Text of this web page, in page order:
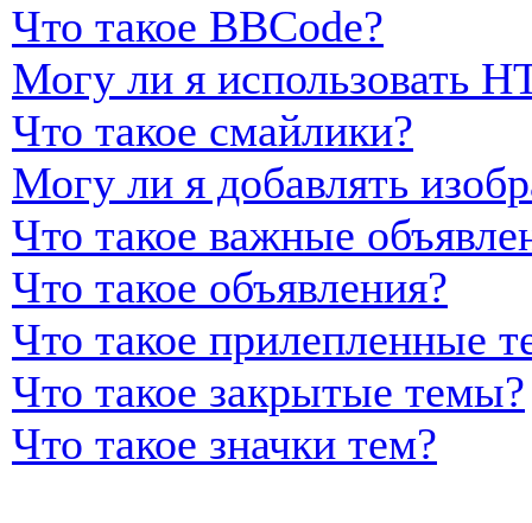
Что такое BBCode?
Могу ли я использовать
Что такое смайлики?
Могу ли я добавлять
Что такое важные
Что такое объявления?
Что такое прилепленные
Что такое закрытые темы?
Что такое значки тем?